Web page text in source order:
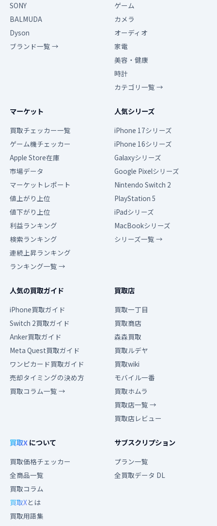
SONY
BALMUDA
Dyson
ブランド一覧 →
ゲーム
カメラ
オーディオ
家電
美容・健康
時計
カテゴリ一覧 →
マーケット
買取チェッカー一覧
ゲーム機チェッカー
Apple Store在庫
市場データ
マーケットレポート
値上がり上位
値下がり上位
利益ランキング
検索ランキング
連続上昇ランキング
ランキング一覧 →
人気シリーズ
iPhone 17シリーズ
iPhone 16シリーズ
Galaxyシリーズ
Google Pixelシリーズ
Nintendo Switch 2
PlayStation 5
iPadシリーズ
MacBookシリーズ
シリーズ一覧 →
人気の買取ガイド
iPhone買取ガイド
Switch 2買取ガイド
Anker買取ガイド
Meta Quest買取ガイド
ワンピカード買取ガイド
売却タイミングの決め方
買取コラム一覧 →
買取店
買取一丁目
買取商店
森森買取
買取ルデヤ
買取wiki
モバイル一番
買取ホムラ
買取店一覧 →
買取店レビュー
買取Xについて
買取価格チェッカー
全商品一覧
買取コラム
買取Xとは
買取用語集
サブスクリプション
プラン一覧
全買取データ DL